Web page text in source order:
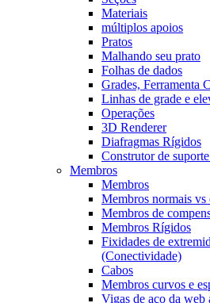
Materiais
múltiplos apoios
Pratos
Malhando seu prato
Folhas de dados
Grades, Ferramenta
Linhas de grade e
Operações
3D Renderer
Diafragmas Rígidos
Construtor de
Membros
Membros
Membros normais vs
Membros de
Membros Rígidos
Fixidades de
(Conectividade)
Cabos
Membros curvos e
Vigas de aço da web